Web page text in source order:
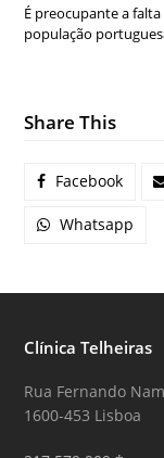
É preocupante a
população
Share This
Facebook
Whatsapp
Clínica Telheiras
Rua Fernando
1600-453 Lisboa